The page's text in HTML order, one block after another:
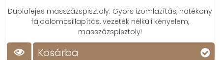
Duplafejes masszázspisztoly: Gyors izomlazítás, hatékony
fájdalomcsillapítás, vezeték nélküli kényelem,
masszázspisztoly!
Kosárba